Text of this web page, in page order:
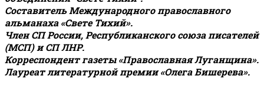
Составитель Международного православного
альманаха «Свете Тихий».
Член СП России, Республиканского союза писателей
(МСП) и СП ЛНР.
Корреспондент газеты «Православная Луганщина».
Лауреат литературной премии «Олега Бишерева».